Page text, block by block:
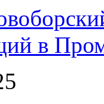
в